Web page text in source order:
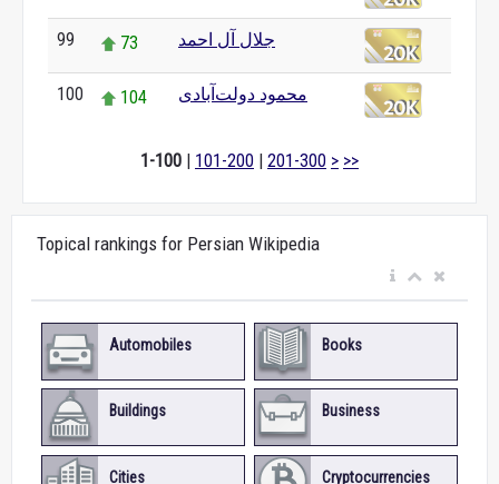
99 73 جلال آل احمد
100 104 محمود دولت‌آبادی
1-100 | 101-200 | 201-300 > >>
Topical rankings for Persian Wikipedia
Automobiles Books
Buildings Business
Cities Cryptocurrencies